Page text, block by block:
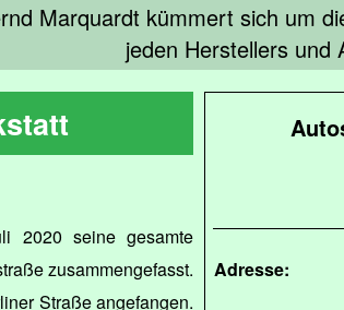
Marquardt kümmert sich um
jeden Herstellers und
Adresse:
2020 seine gesamte
zusammengefasst.
Straße angefangen.